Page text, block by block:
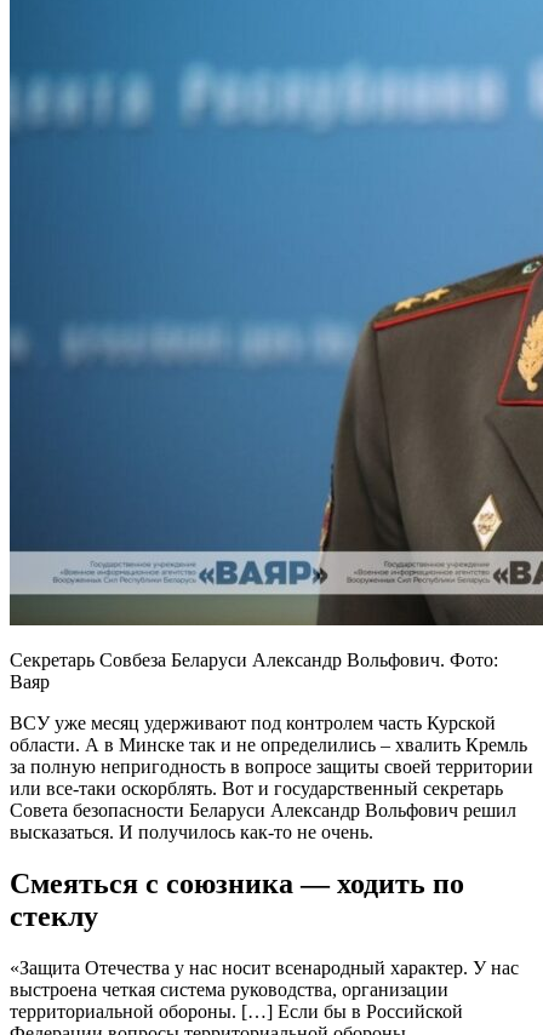
Секретарь Совбеза Беларуси Александр Вольфович. Фото:
Ваяр
ВСУ уже месяц удерживают под контролем часть Курской
области. А в Минске так и не определились – хвалить Кремль
за полную непригодность в вопросе защиты своей территории
или все-таки оскорблять. Вот и государственный секретарь
Совета безопасности Беларуси Александр Вольфович решил
высказаться. И получилось как-то не очень.
Смеяться с союзника — ходить по
стеклу
«Защита Отечества у нас носит всенародный характер. У нас
выстроена четкая система руководства, организации
территориальной обороны. […] Если бы в Российской